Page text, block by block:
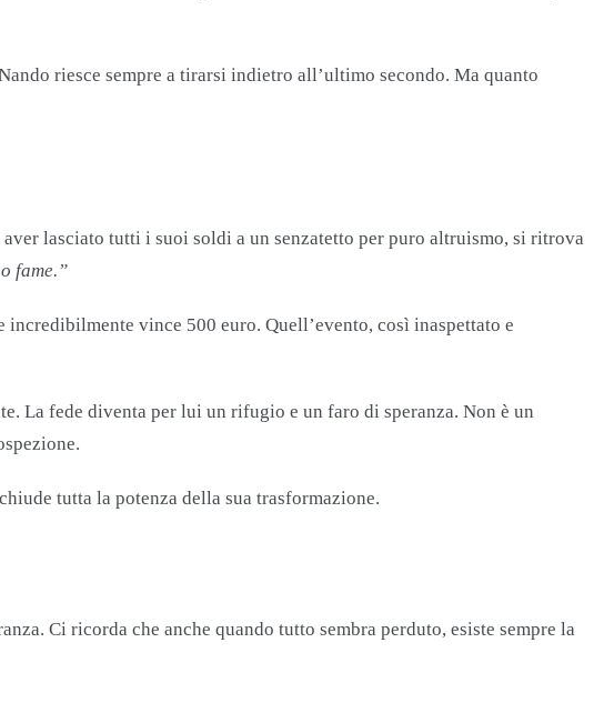
riesce sempre a tirarsi indietro all’ultimo secondo. Ma quanto
lasciato tutti i suoi soldi a un senzatetto per puro altruismo, si ritrova
fame.”
vince 500 euro. Quell’evento, così inaspettato e
La fede diventa per lui un rifugio e un faro di speranza. Non è un
tutta la potenza della sua trasformazione.
Ci ricorda che anche quando tutto sembra perduto, esiste sempre la